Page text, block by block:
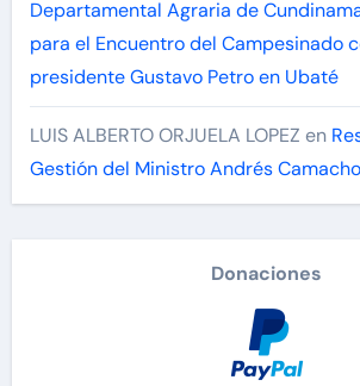
Departamental Agraria de
para el Encuentro del Campesinado
presidente Gustavo Petro en Ubaté
LUIS ALBERTO ORJUELA LOPEZ en
Gestión del Ministro Andrés Camacho
Donaciones